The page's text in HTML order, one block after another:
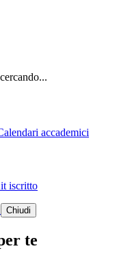
accademici
iscritto
Chiudi
te